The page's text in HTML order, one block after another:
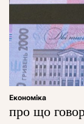
Економіка
про що